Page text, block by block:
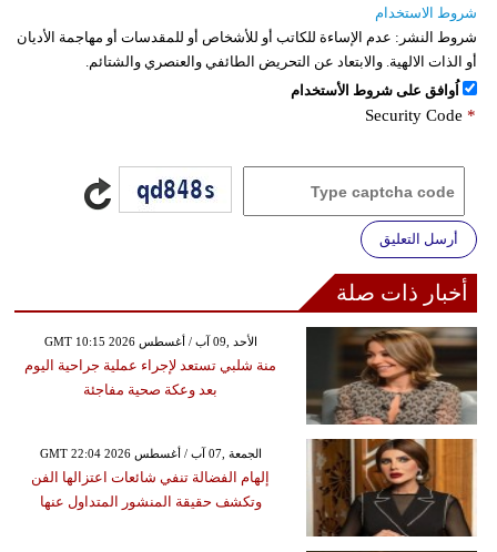
شروط الاستخدام
شروط النشر: عدم الإساءة للكاتب أو للأشخاص أو للمقدسات أو مهاجمة الأديان
أو الذات الالهية. والابتعاد عن التحريض الطائفي والعنصري والشتائم.
اُوافق على شروط الأستخدام
Security Code *
أرسل التعليق
أخبار ذات صلة
GMT 10:15 2026 الأحد ,09 آب / أغسطس
منة شلبي تستعد لإجراء عملية جراحية اليوم
بعد وعكة صحية مفاجئة
GMT 22:04 2026 الجمعة ,07 آب / أغسطس
إلهام الفضالة تنفي شائعات اعتزالها الفن
وتكشف حقيقة المنشور المتداول عنها